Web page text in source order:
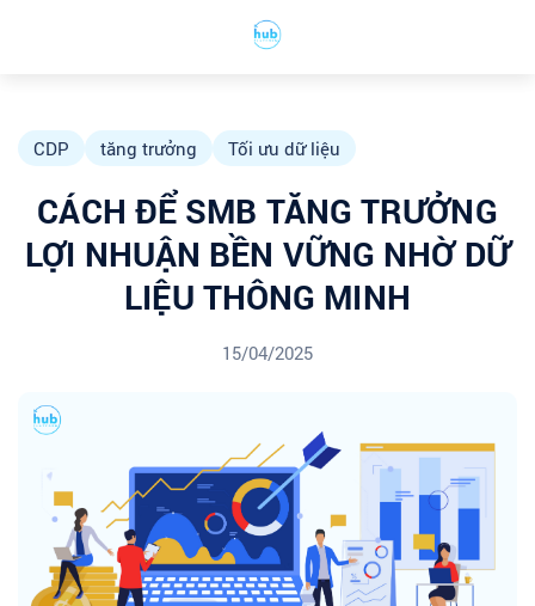
CDP tăng trưởng Tối ưu dữ liệu
CÁCH ĐỂ SMB TĂNG TRƯỞNG
LỢI NHUẬN BỀN VỮNG NHỜ DỮ
LIỆU THÔNG MINH
15/04/2025